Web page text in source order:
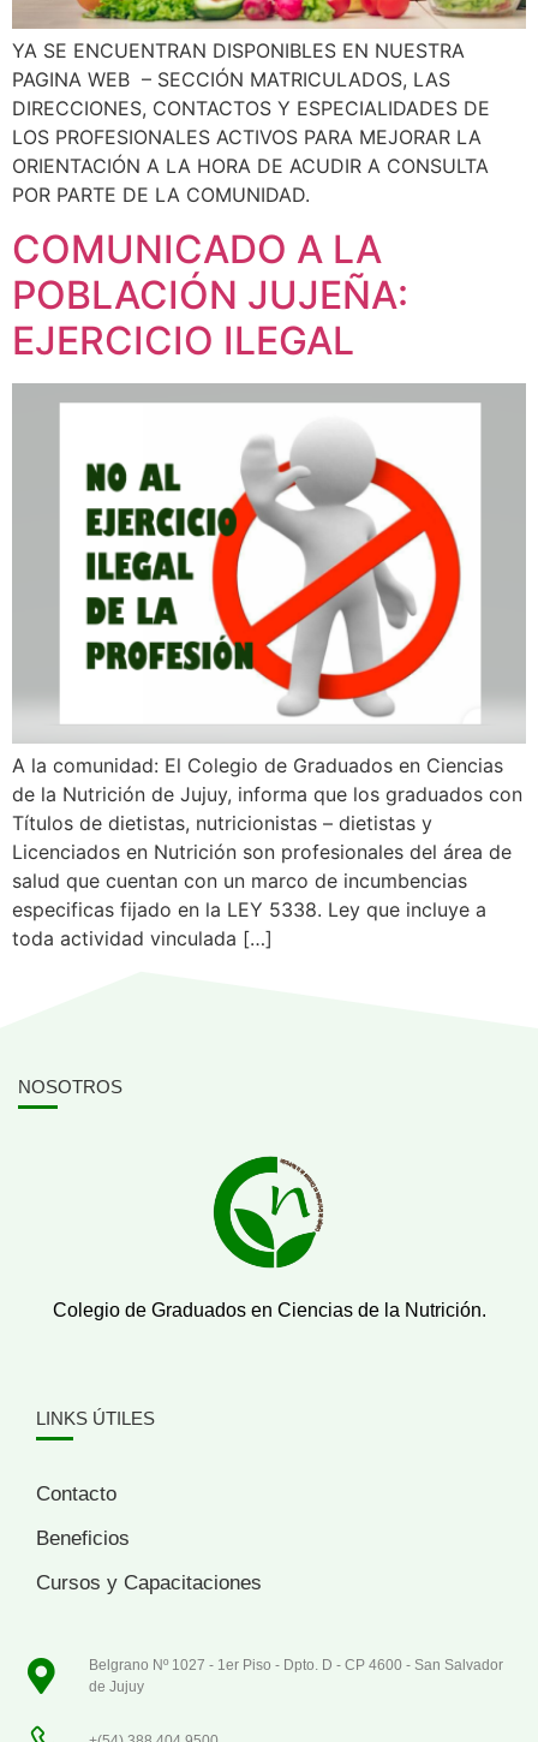
YA SE ENCUENTRAN DISPONIBLES EN NUESTRA
PAGINA WEB – SECCIÓN MATRICULADOS, LAS
DIRECCIONES, CONTACTOS Y ESPECIALIDADES DE
LOS PROFESIONALES ACTIVOS PARA MEJORAR LA
ORIENTACIÓN A LA HORA DE ACUDIR A CONSULTA
POR PARTE DE LA COMUNIDAD.
COMUNICADO A LA
POBLACIÓN JUJEÑA:
EJERCICIO ILEGAL
A la comunidad: El Colegio de Graduados en Ciencias
de la Nutrición de Jujuy, informa que los graduados con
Títulos de dietistas, nutricionistas – dietistas y
Licenciados en Nutrición son profesionales del área de
salud que cuentan con un marco de incumbencias
especificas fijado en la LEY 5338. Ley que incluye a
toda actividad vinculada […]
NOSOTROS
Colegio de Graduados en Ciencias de la Nutrición.
LINKS ÚTILES
Contacto
Beneficios
Cursos y Capacitaciones
Belgrano Nº 1027 - 1er Piso - Dpto. D - CP 4600 - San Salvador
de Jujuy